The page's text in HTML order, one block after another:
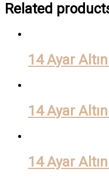
Related
14 Ayar
14 Ayar
14 Ayar